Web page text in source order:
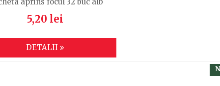
5,20 lei
DETALII